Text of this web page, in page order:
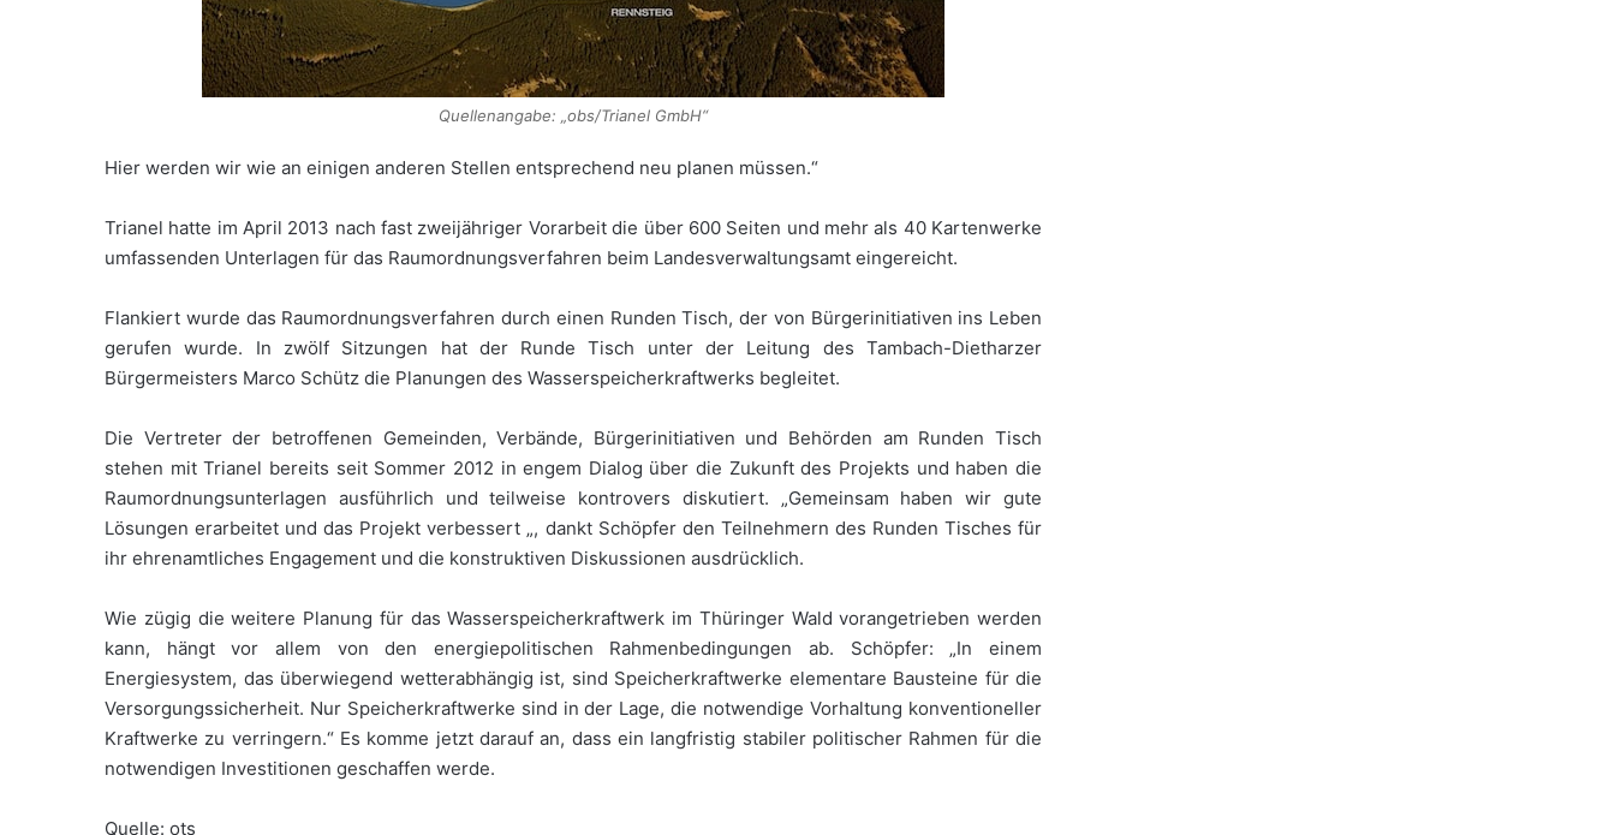
Quellenangabe: „obs/Trianel GmbH“
Hier werden wir wie an einigen anderen Stellen entsprechend neu planen müssen.“
Trianel hatte im April 2013 nach fast zweijähriger Vorarbeit die über 600 Seiten und mehr als 40 Kartenwerke
umfassenden Unterlagen für das Raumordnungsverfahren beim Landesverwaltungsamt eingereicht.
Flankiert wurde das Raumordnungsverfahren durch einen Runden Tisch, der von Bürgerinitiativen ins Leben
gerufen wurde. In zwölf Sitzungen hat der Runde Tisch unter der Leitung des Tambach-Dietharzer
Bürgermeisters Marco Schütz die Planungen des Wasserspeicherkraftwerks begleitet.
Die Vertreter der betroffenen Gemeinden, Verbände, Bürgerinitiativen und Behörden am Runden Tisch
stehen mit Trianel bereits seit Sommer 2012 in engem Dialog über die Zukunft des Projekts und haben die
Raumordnungsunterlagen ausführlich und teilweise kontrovers diskutiert. „Gemeinsam haben wir gute
Lösungen erarbeitet und das Projekt verbessert „, dankt Schöpfer den Teilnehmern des Runden Tisches für
ihr ehrenamtliches Engagement und die konstruktiven Diskussionen ausdrücklich.
Wie zügig die weitere Planung für das Wasserspeicherkraftwerk im Thüringer Wald vorangetrieben werden
kann, hängt vor allem von den energiepolitischen Rahmenbedingungen ab. Schöpfer: „In einem
Energiesystem, das überwiegend wetterabhängig ist, sind Speicherkraftwerke elementare Bausteine für die
Versorgungssicherheit. Nur Speicherkraftwerke sind in der Lage, die notwendige Vorhaltung konventioneller
Kraftwerke zu verringern.“ Es komme jetzt darauf an, dass ein langfristig stabiler politischer Rahmen für die
notwendigen Investitionen geschaffen werde.
Quelle: ots